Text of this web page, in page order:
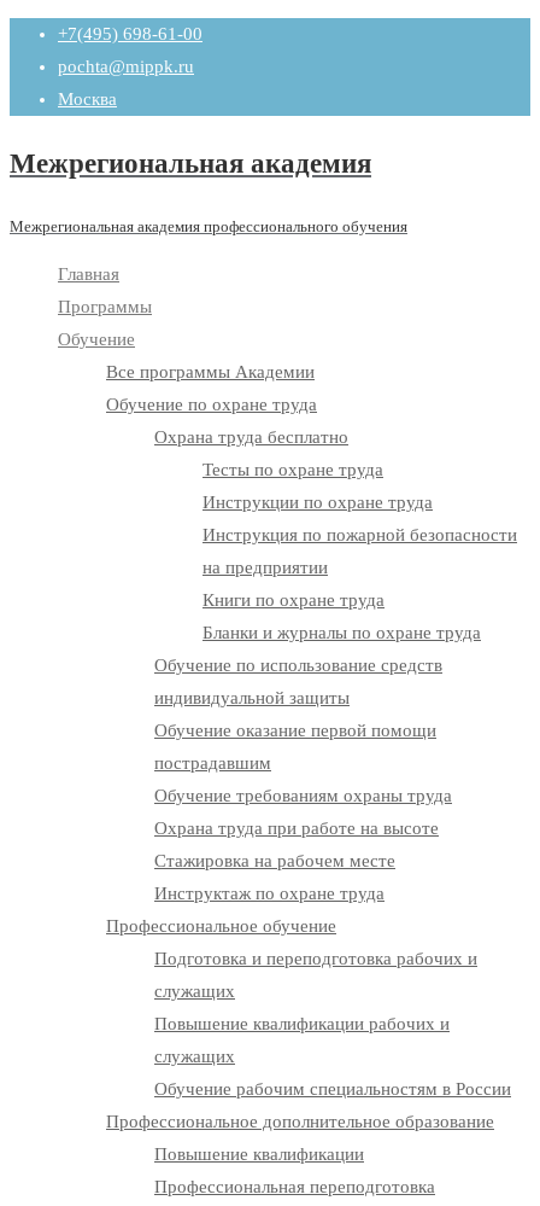
Промотать
содержимому
+7(495) 698-61-00
pochta@mippk.ru
Москва
Межрегиональная академия
Межрегиональная академия профессионального обучения
Главная
Программы
Обучение
Все программы Академии
Обучение по охране труда
Охрана труда бесплатно
Тесты по охране труда
Инструкции по охране труда
Инструкция по пожарной безопасности
на предприятии
Книги по охране труда
Бланки и журналы по охране труда
Обучение по использование средств
индивидуальной защиты
Обучение оказание первой помощи
пострадавшим
Обучение требованиям охраны труда
Охрана труда при работе на высоте
Стажировка на рабочем месте
Инструктаж по охране труда
Профессиональное обучение
Подготовка и переподготовка рабочих и
служащих
Повышение квалификации рабочих и
служащих
Обучение рабочим специальностям в России
Профессиональное дополнительное образование
Повышение квалификации
Профессиональная переподготовка